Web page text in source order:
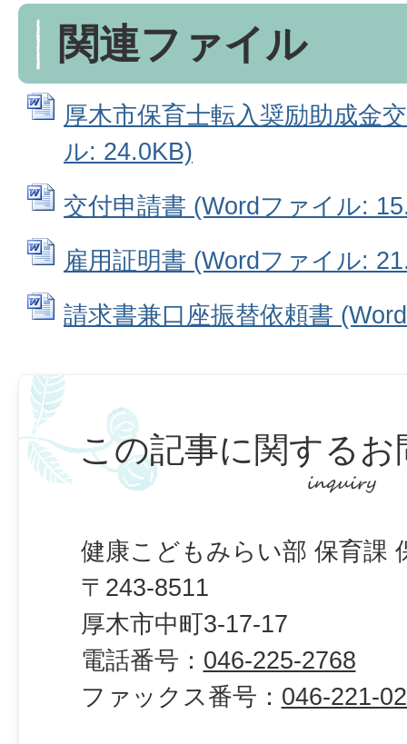
関連ファイル
厚木市保育士転入奨励助成金
ル: 24.0KB)
交付申請書 (Wordファイル:
雇用証明書 (Wordファイル:
請求書兼口座振替依頼書
この記事に関するお
健康こどもみらい部 保育課
〒243-8511
厚木市中町3-17-17
電話番号： 046-225-2768
ファックス番号： 046-221-